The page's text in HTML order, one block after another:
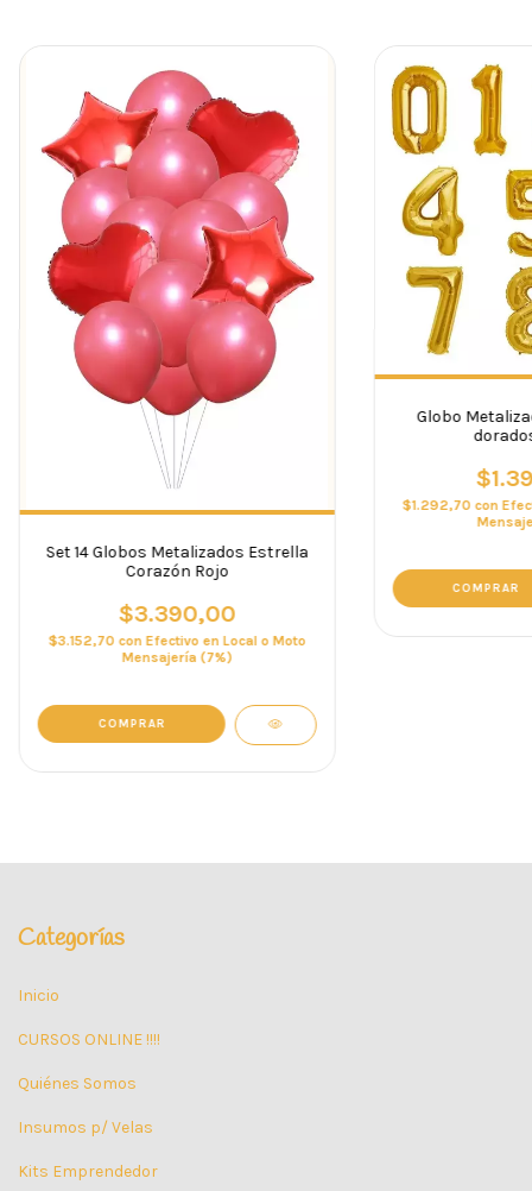
Set 14 Globos Metalizados Estrella
Corazón Rojo
$3.390,00
$3.152,70 con Efectivo en Local o Moto
Mensajería (7%)
Globo
$1.292,70 con
COMPRAR
Categorías
Inicio
CURSOS ONLINE !!!!
Quiénes Somos
Insumos p/ Velas
Kits Emprendedor